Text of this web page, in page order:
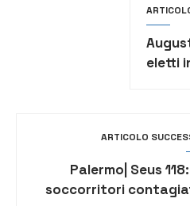
eletti
ARTICOLO
Palermo| Seus
soccorritori